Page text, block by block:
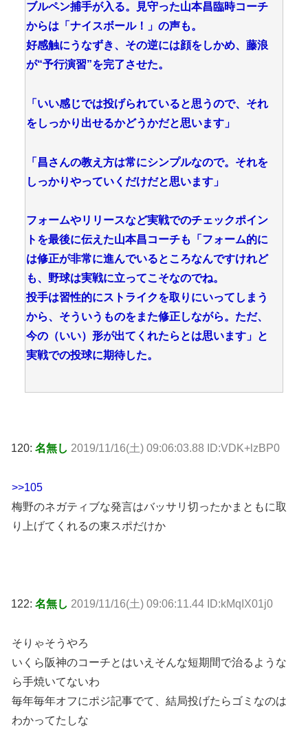
ブルペン捕手が入る。見守った山本昌臨時コーチ
からは「ナイスボール！」の声も。
好感触にうなずき、その逆には顔をしかめ、藤浪
が“予行演習”を完了させた。
「いい感じでは投げられていると思うので、それ
をしっかり出せるかどうかだと思います」
「昌さんの教え方は常にシンプルなので。それを
しっかりやっていくだけだと思います」
フォームやリリースなど実戦でのチェックポイン
トを最後に伝えた山本昌コーチも「フォーム的に
は修正が非常に進んでいるところなんですけれど
も、野球は実戦に立ってこそなのでね。
投手は習性的にストライクを取りにいってしまう
から、そういうものをまた修正しながら。ただ、
今の（いい）形が出てくれたらとは思います」と
実戦での投球に期待した。
120: 名無し 2019/11/16(土) 09:06:03.88 ID:VDK+lzBP0
>>105
梅野のネガティブな発言はバッサリ切ったかまともに取
り上げてくれるの東スポだけか
122: 名無し 2019/11/16(土) 09:06:11.44 ID:kMqIX01j0
そりゃそうやろ
いくら阪神のコーチとはいえそんな短期間で治るような
ら手焼いてないわ
毎年毎年オフにポジ記事でて、結局投げたらゴミなのは
わかってたしな